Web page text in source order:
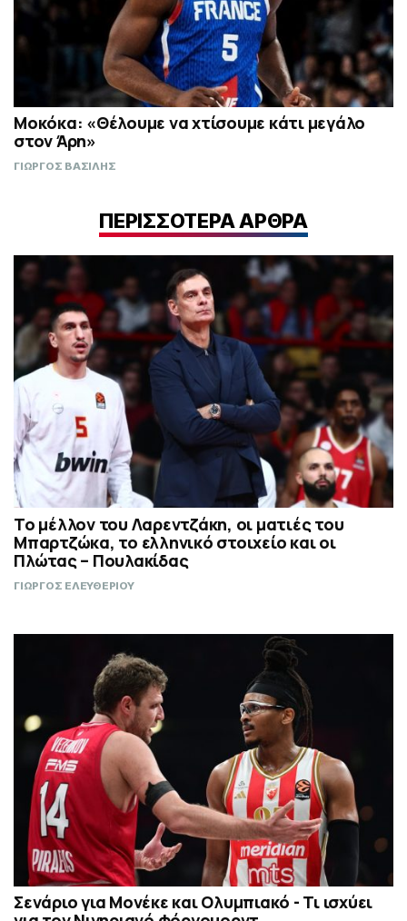
Μοκόκα: «Θέλουμε να χτίσουμε κάτι μεγάλο
στον Άρη»
ΓΙΩΡΓΟΣ ΒΑΣΙΛΗΣ
ΠΕΡΙΣΣΟΤΕΡΑ ΑΡΘΡΑ
Το μέλλον του Λαρεντζάκη, οι ματιές του
Μπαρτζώκα, το ελληνικό στοιχείο και οι
Πλώτας – Πουλακίδας
ΓΙΩΡΓΟΣ ΕΛΕΥΘΕΡΙΟΥ
Σενάριο για Μονέκε και Ολυμπιακό - Τι ισχύει